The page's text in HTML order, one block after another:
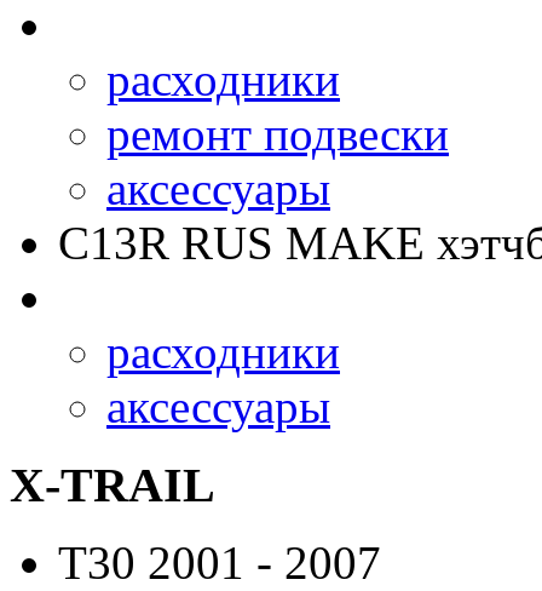
расходники
ремонт подвески
аксессуары
C13R RUS MAKE
расходники
аксессуары
X-TRAIL
T30 2001 - 2007